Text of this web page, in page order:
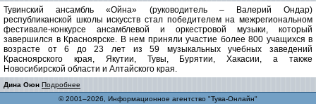
Тувинский ансамбль «Ойна» (руководитель – Валерий Ондар)
республиканской школы искусств стал победителем на межрегиональном
фестивале-конкурсе ансамблевой и оркестровой музыки, который
завершился в Красноярске. В нем приняли участие более 800 учащихся в
возрасте от 6 до 23 лет из 59 музыкальных учебных заведений
Красноярского края, Якутии, Тувы, Бурятии, Хакасии, а также
Новосибирской области и Алтайского края.
Дина Оюн Подробнее
© 2001–2026, Информационное агентство "Тува-Онлайн"